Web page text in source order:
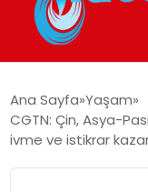
GÜNDEM
Ana Sayfa Yaşam
CGTN: Çin, Asya-
ivme ve istikrar